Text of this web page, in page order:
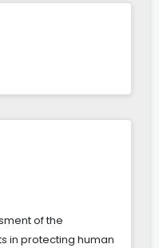
of the
in protecting human